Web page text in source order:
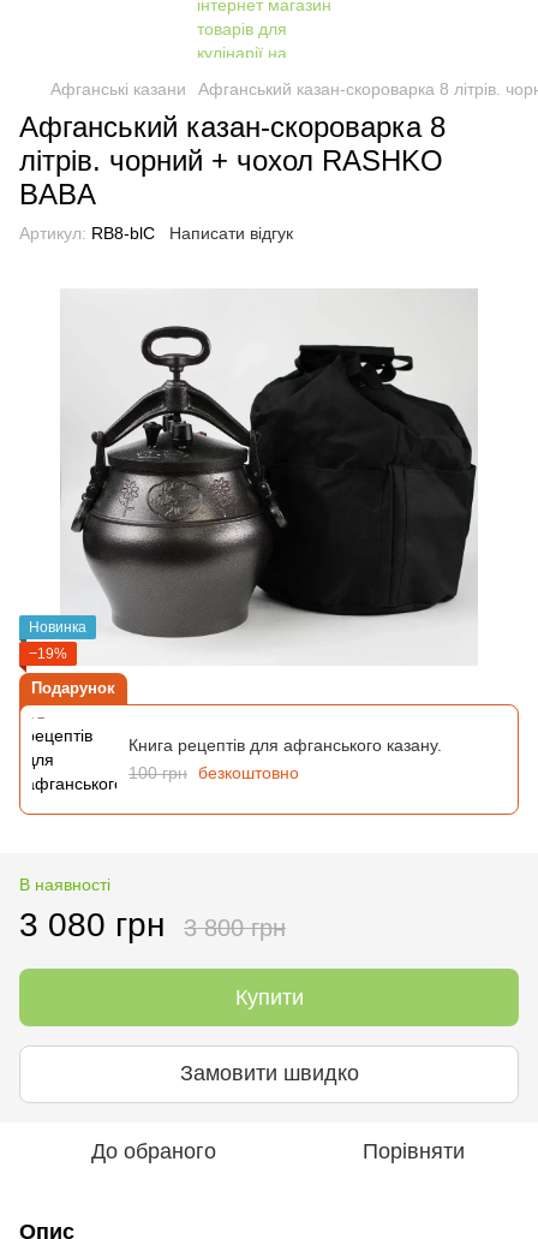
Афганські казани Афганський казан-скороварка 8 літрів.
Афганський казан-скороварка 8
літрів. чорний + чохол RASHKO
BABA
Артикул: RB8-blC Написати відгук
Новинка
−19%
Подарунок
Книга рецептів для афганського казану.
100 грн безкоштовно
В наявності
3 080 грн 3 800 грн
Купити
Замовити швидко
До обраного Порівняти
Опис